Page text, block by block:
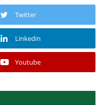
Twitter
Linkedin
Youtube